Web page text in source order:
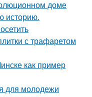
доме
историю.
с трафаретом
как пример
для молодежи